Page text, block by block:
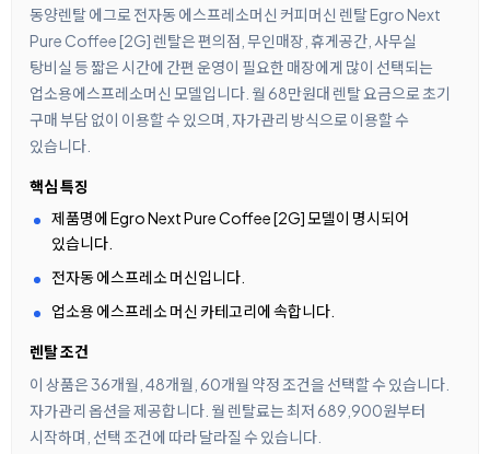
동양렌탈 에그로 전자동 에스프레소머신 커피머신 렌탈 Egro Next
Pure Coffee [2G] 렌탈은 편의점, 무인매장, 휴게공간, 사무실
탕비실 등 짧은 시간에 간편 운영이 필요한 매장에게 많이 선택되는
업소용에스프레소머신 모델입니다. 월 68만원대 렌탈 요금으로 초기
구매 부담 없이 이용할 수 있으며, 자가관리 방식으로 이용할 수
있습니다.
핵심 특징
제품명에 Egro Next Pure Coffee [2G] 모델이 명시되어
있습니다.
전자동 에스프레소 머신입니다.
업소용 에스프레소 머신 카테고리에 속합니다.
렌탈 조건
이 상품은 36개월, 48개월, 60개월 약정 조건을 선택할 수 있습니다.
자가관리 옵션을 제공합니다. 월 렌탈료는 최저 689,900원부터
시작하며, 선택 조건에 따라 달라질 수 있습니다.